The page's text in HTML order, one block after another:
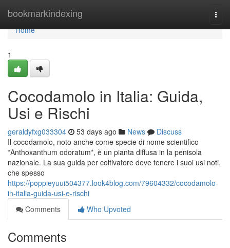
bookmarkindexing
Home
Home
1
Cocodamolo in Italia: Guida,
Usi e Rischi
geraldyfxg033304 53 days ago News
Discuss
Il cocodamolo, noto anche come specie di nome scientifico
*Anthoxanthum odoratum*, è un pianta diffusa in la penisola
nazionale. La sua guida per coltivatore deve tenere i suoi usi noti,
che spesso
https://poppieyuui504377.look4blog.com/79604332/cocodamolo-
in-italia-guida-usi-e-rischi
Comments
Who Upvoted
Comments